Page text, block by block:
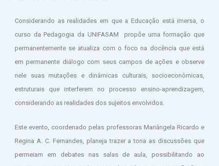
Considerando as realidades em que a Educação está imersa, o
curso da Pedagogia da UNIFASAM propõe uma formação que
permanentemente se atualiza com o foco na docência que está
em permanente diálogo com seus campos de ações e observe
nele suas mutações e dinâmicas culturais, socioeconômicas,
estruturais que interferem no processo ensino-aprendizagem,
considerando as realidades dos sujeitos envolvidos.
Este evento, coordenado pelas professoras Mariângela Ricardo e
Regina A. C. Fernandes, planeja trazer a tona as discussões que
permeiam em debates nas salas de aula, possibilitando ao